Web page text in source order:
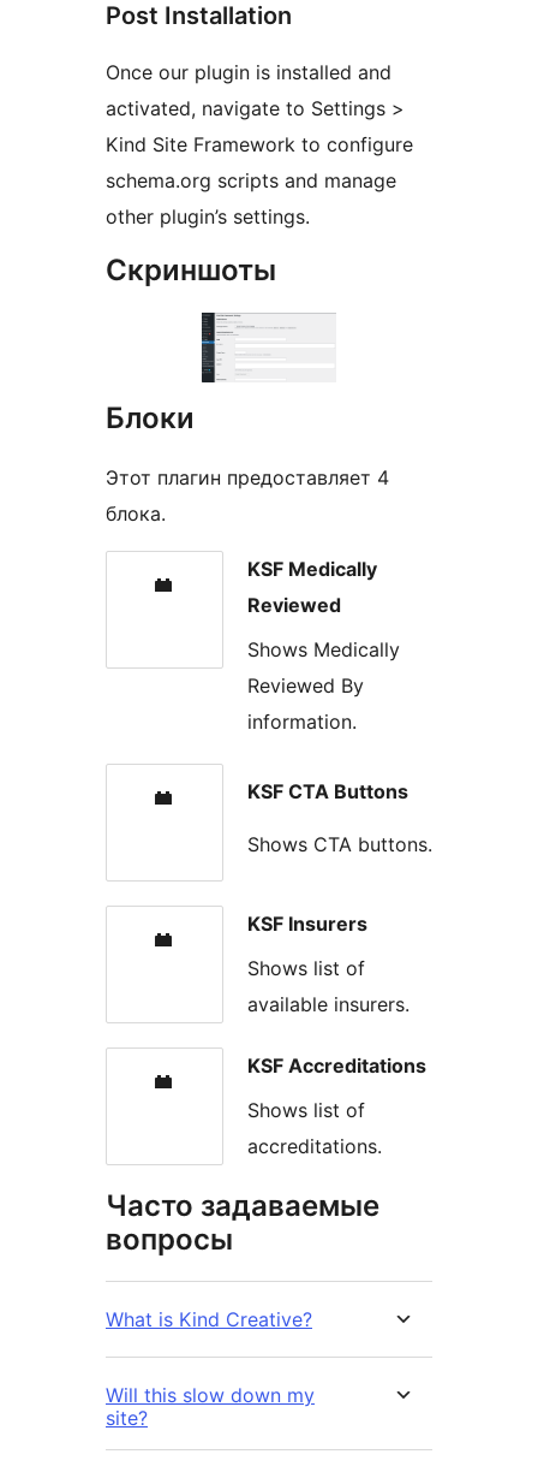
Post Installation
Once our plugin is installed and
activated, navigate to Settings >
Kind Site Framework to configure
schema.org scripts and manage
other plugin’s settings.
Скриншоты
Блоки
Этот плагин предоставляет 4
блока.
KSF Medically
Reviewed
Shows Medically
Reviewed By
information.
KSF CTA Buttons
Shows CTA buttons.
KSF Insurers
Shows list of
available insurers.
KSF Accreditations
Shows list of
accreditations.
Часто задаваемые
вопросы
What is Kind Creative?
Will this slow down my
site?